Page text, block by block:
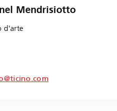
Mendrisiotto
d'arte